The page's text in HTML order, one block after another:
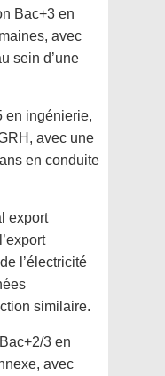
Bac+3 en
avec
sein d’une
en ingénierie,
avec une
en conduite
export
l’électricité
similaire.
3 en
avec